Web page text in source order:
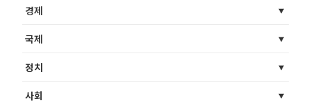
경제
국제
정치
사회